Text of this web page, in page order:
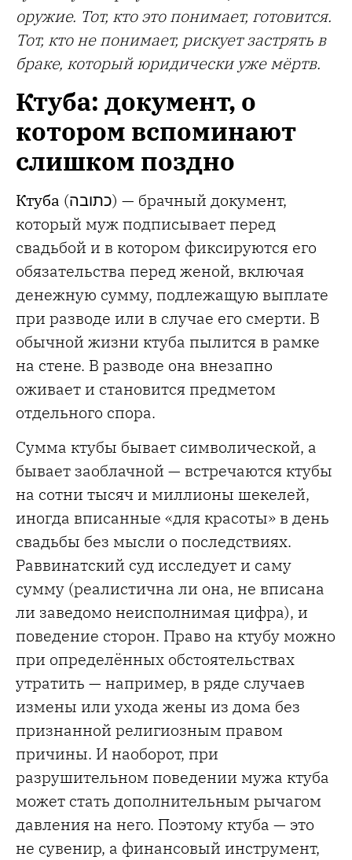
оружие. Тот, кто это понимает, готовится.
Тот, кто не понимает, рискует застрять в
браке, который юридически уже мёртв.
Ктуба: документ, о
котором вспоминают
слишком поздно
Ктуба (כתובה) — брачный документ,
который муж подписывает перед
свадьбой и в котором фиксируются его
обязательства перед женой, включая
денежную сумму, подлежащую выплате
при разводе или в случае его смерти. В
обычной жизни ктуба пылится в рамке
на стене. В разводе она внезапно
оживает и становится предметом
отдельного спора.
Сумма ктубы бывает символической, а
бывает заоблачной — встречаются ктубы
на сотни тысяч и миллионы шекелей,
иногда вписанные «для красоты» в день
свадьбы без мысли о последствиях.
Раввинатский суд исследует и саму
сумму (реалистична ли она, не вписана
ли заведомо неисполнимая цифра), и
поведение сторон. Право на ктубу можно
при определённых обстоятельствах
утратить — например, в ряде случаев
измены или ухода жены из дома без
признанной религиозным правом
причины. И наоборот, при
разрушительном поведении мужа ктуба
может стать дополнительным рычагом
давления на него. Поэтому ктуба — это
не сувенир, а финансовый инструмент,